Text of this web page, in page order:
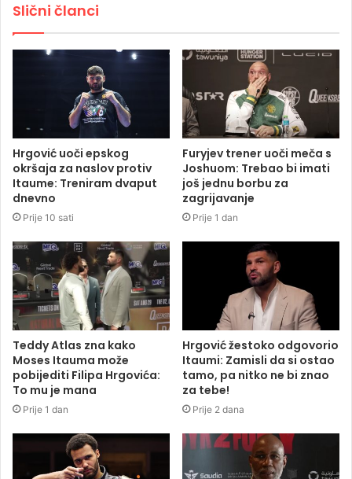
Slični članci
Hrgović uoči epskog
okršaja za naslov protiv
Itaume: Treniram dvaput
dnevno
Prije 10 sati
Furyjev trener uoči meča s
Joshuom: Trebao bi imati
još jednu borbu za
zagrijavanje
Prije 1 dan
Teddy Atlas zna kako
Moses Itauma može
pobijediti Filipa Hrgovića:
To mu je mana
Prije 1 dan
Hrgović žestoko odgovorio
Itaumi: Zamisli da si ostao
tamo, pa nitko ne bi znao
za tebe!
Prije 2 dana